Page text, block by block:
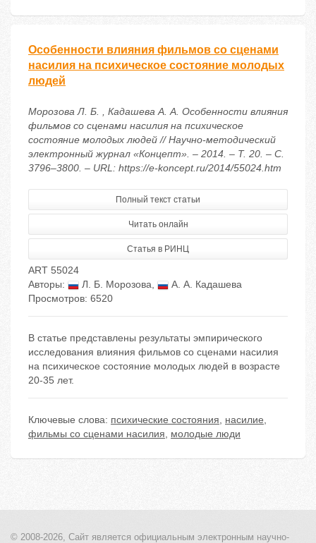
Особенности влияния фильмов со сценами
насилия на психическое состояние молодых
людей
Морозова Л. Б. , Кадашева А. А. Особенности влияния
фильмов со сценами насилия на психическое
состояние молодых людей // Научно-методический
электронный журнал «Концепт». – 2014. – Т. 20. – С.
3796–3800. – URL: https://e-koncept.ru/2014/55024.htm
Полный текст статьи
Читать онлайн
Статья в РИНЦ
ART 55024
Авторы:
Л. Б. Морозова,
А. А. Кадашева
Просмотров: 6520
В статье представлены результаты эмпирического
исследования влияния фильмов со сценами насилия
на психическое состояние молодых людей в возрасте
20-35 лет.
Ключевые слова: психические состояния, насилие,
фильмы со сценами насилия, молодые люди
© 2008-2026, Сайт является официальным электронным научно-